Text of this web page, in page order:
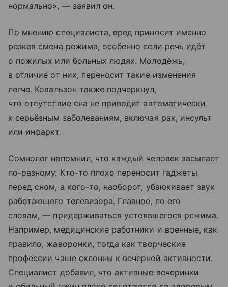
нормально», — заявил он.
По мнению специалиста, вред приносит именно
резкая смена режима, особенно если речь идёт
о пожилых или больных людях. Молодёжь,
в отличие от них, переносит такие изменения
легче. Ковальзон также подчеркнул,
что отсутствие сна не приводит автоматически
к серьёзным заболеваниям, включая рак, инсульт
или инфаркт.
Сомнолог напомнил, что каждый человек засыпает
по-разному. Кто-то плохо переносит гаджеты
перед сном, а кого-то, наоборот, убаюкивает звук
работающего телевизора. Главное, по его
словам, — придерживаться устоявшегося режима.
Например, медицинские работники и военные, как
правило, жаворонки, тогда как творческие
профессии чаще склонны к вечерней активности.
Специалист добавил, что активные вечеринки